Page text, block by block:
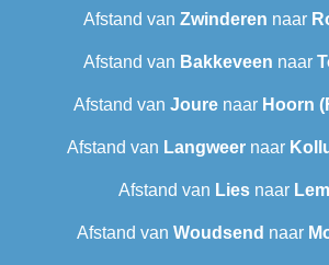
Afstand van Zwinderen naar
Afstand van Bakkeveen naar
Afstand van Jourenaar Hoorn
Afstand van Langweer‎ naar
Afstand van Lies naar
Afstand van Woudsend naar